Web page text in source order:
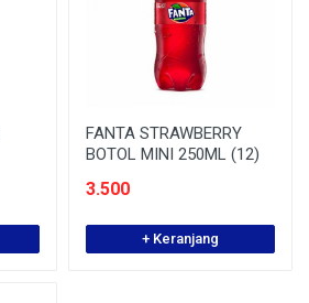
FANTA STRAWBERRY
BOTOL MINI 250ML (12)
3.500
+ Keranjang